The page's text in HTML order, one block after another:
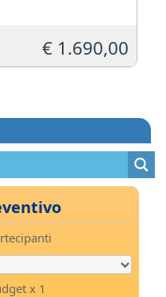
€ 1.690,00
x 1